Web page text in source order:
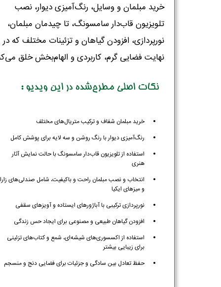
خرید مبلمان و وسایل، رنگ‌آمیزی دیوار، نصب
تلویزیون قاب‌دار سامسونگ، تا چیدمان مبلمان،
نورپردازی، افزودن گیاهان و تزئینات مختلف که در
نهایت فضایی گرم، کاربردی و الهام‌بخش خلق
نکات اصلی مطرح‌شده در این ویدیو :
خرید مبلمان شفاف و ترکیب متریال‌های مختلف
رنگ‌آمیزی دیوار با رنگ روشن و سه لایه برای پوشش کامل
استفاده از تلویزیون قاب‌دار سامسونگ با حالت نمایش آثار
هنری
انتخاب و نصب مبلمان راحت و باکیفیت، شامل صندلی‌های زارا
و میزهای ایکیا
نورپردازی ترکیبی با آباژورهای ایستاده و آویزهای سقفی
افزودن گیاهان طبیعی و مصنوعی برای ایجاد حس زندگی
استفاده از اکسسوری‌های شیشه‌ای، شمع و کتاب‌های تزئینی
برای زیبایی بیشتر
حفظ تعادل بین سادگی و جزئیات برای فضایی دنج و منسجم